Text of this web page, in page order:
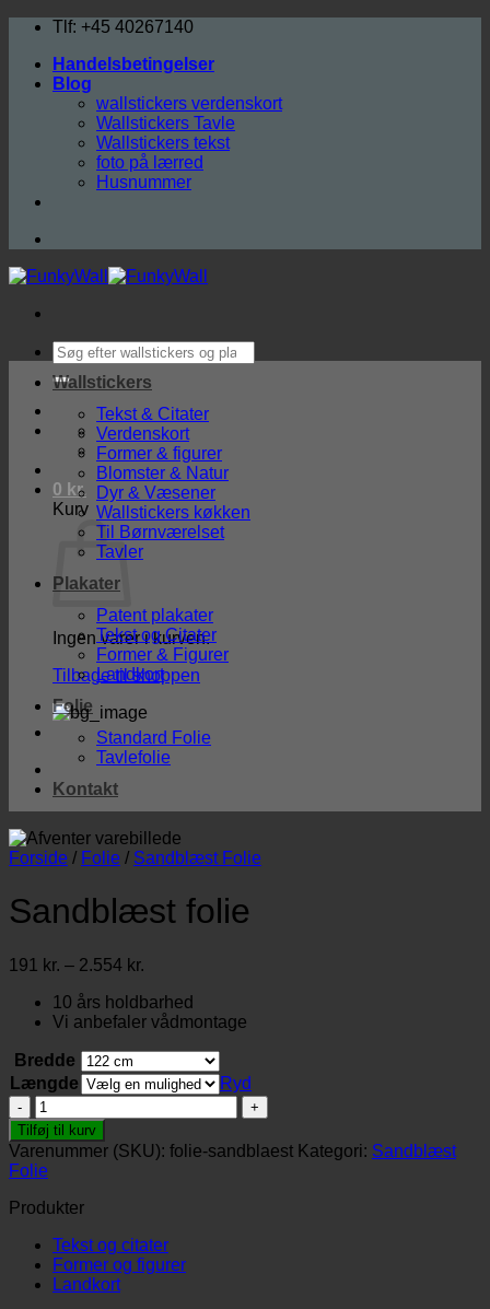
Fortsæt
indhold
Tlf: +45 40267140
Handelsbetingelser
Blog
wallstickers verdenskort
Wallstickers Tavle
Wallstickers tekst
foto på lærred
Husnummer
Søg
efter:
0 kr.
Kurv
Ingen varer i kurven.
Tilbage til shoppen
Wallstickers
Tekst & Citater
Verdenskort
Former & figurer
Blomster & Natur
Dyr & Væsener
Wallstickers køkken
Til Børnværelset
Tavler
Plakater
Patent plakater
Tekst og Citater
Former & Figurer
Landkort
Folie
Standard Folie
Tavlefolie
Kontakt
Forside / Folie / Sandblæst Folie
Sandblæst folie
191 kr. – 2.554 kr.
til
2.554 kr.
10 års holdbarhed
Vi anbefaler vådmontage
Bredde
Længde
Ryd
Sandblæst
folie
antal
Tilføj til kurv
Varenummer (SKU): folie-sandblaest Kategori: Sandblæst
Folie
Produkter
Tekst og citater
Former og figurer
Landkort